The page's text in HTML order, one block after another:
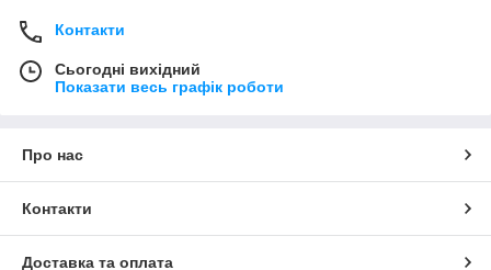
Контакти
Сьогодні вихідний
Показати весь графік роботи
Про нас
Контакти
Доставка та оплата